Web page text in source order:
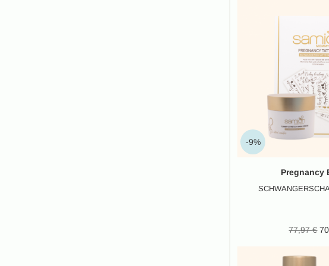
-9%
Pregnancy
77,97€